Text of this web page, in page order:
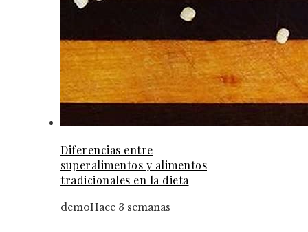
Diferencias entre
superalimentos y alimentos
tradicionales en la dieta
demoHace 3 semanas